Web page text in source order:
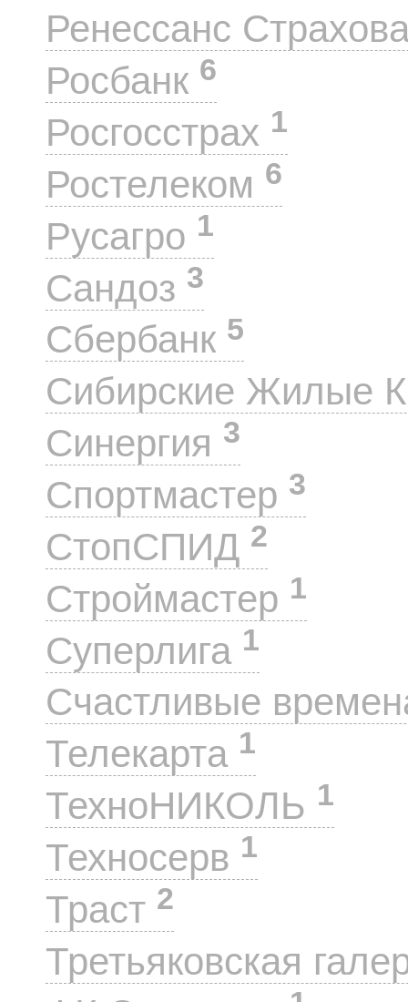
Ренессанс
Росбанк 6
Росгосстрах 1
Ростелеком 6
Русагро 1
Сандоз 3
Сбербанк 5
Сибирские Жилые
Синергия 3
Спортмастер 3
СтопСПИД 2
Строймастер 1
Суперлига 1
Счастливые
Телекарта 1
ТехноНИКОЛЬ 1
Техносерв 1
Траст 2
Третьяковская